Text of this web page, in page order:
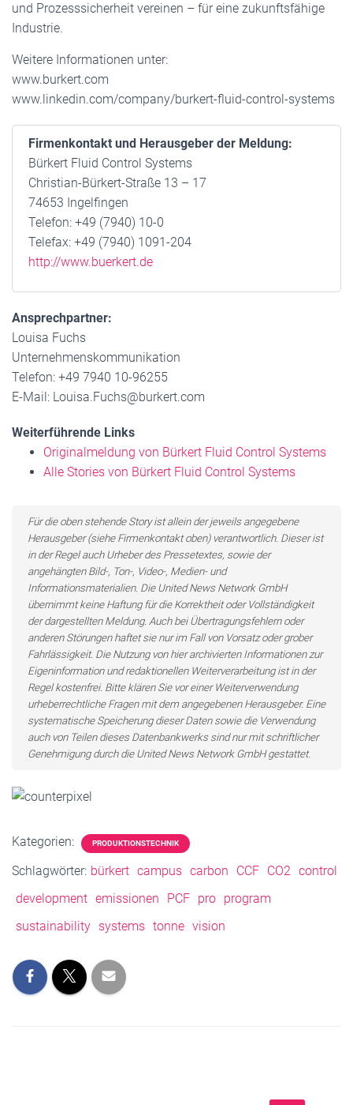
und Prozesssicherheit vereinen – für eine zukunftsfähige
Industrie.
Weitere Informationen unter:
www.burkert.com
www.linkedin.com/company/burkert-fluid-control-systems
Firmenkontakt und Herausgeber der Meldung:
Bürkert Fluid Control Systems
Christian-Bürkert-Straße 13 – 17
74653 Ingelfingen
Telefon: +49 (7940) 10-0
Telefax: +49 (7940) 1091-204
http://www.buerkert.de
Ansprechpartner:
Louisa Fuchs
Unternehmenskommunikation
Telefon: +49 7940 10-96255
E-Mail: Louisa.Fuchs@burkert.com
Weiterführende Links
Originalmeldung von Bürkert Fluid Control Systems
Alle Stories von Bürkert Fluid Control Systems
Für die oben stehende Story ist allein der jeweils angegebene
Herausgeber (siehe Firmenkontakt oben) verantwortlich. Dieser ist
in der Regel auch Urheber des Pressetextes, sowie der
angehängten Bild-, Ton-, Video-, Medien- und
Informationsmaterialien. Die United News Network GmbH
übernimmt keine Haftung für die Korrektheit oder Vollständigkeit
der dargestellten Meldung. Auch bei Übertragungsfehlern oder
anderen Störungen haftet sie nur im Fall von Vorsatz oder grober
Fahrlässigkeit. Die Nutzung von hier archivierten Informationen zur
Eigeninformation und redaktionellen Weiterverarbeitung ist in der
Regel kostenfrei. Bitte klären Sie vor einer Weiterverwendung
urheberrechtliche Fragen mit dem angegebenen Herausgeber. Eine
systematische Speicherung dieser Daten sowie die Verwendung
auch von Teilen dieses Datenbankwerks sind nur mit schriftlicher
Genehmigung durch die United News Network GmbH gestattet.
Kategorien: PRODUKTIONSTECHNIK
Schlagwörter: bürkert campus carbon CCF CO2 control
development emissionen PCF pro program
sustainability systems tonne vision